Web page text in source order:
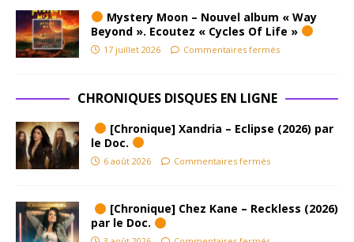
Mystery Moon – Nouvel album « Way
Beyond ». Ecoutez « Cycles Of Life »
17 juillet 2026 Commentaires fermés
CHRONIQUES DISQUES EN LIGNE
[Chronique] Xandria – Eclipse (2026) par
le Doc.
6 août 2026 Commentaires fermés
[Chronique] Chez Kane – Reckless (2026)
par le Doc.